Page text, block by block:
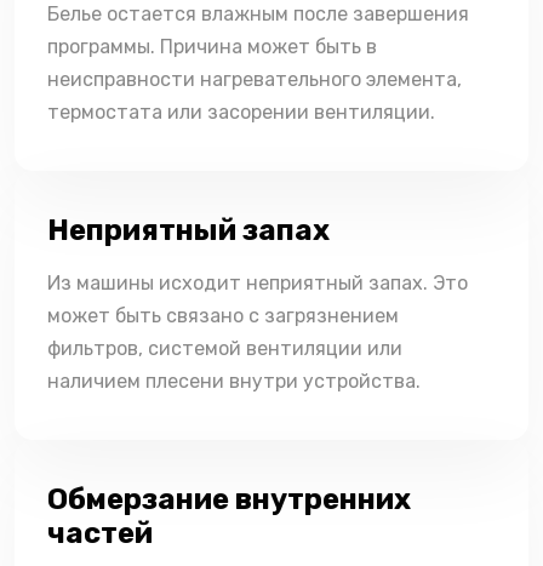
Белье остается влажным после завершения
программы. Причина может быть в
неисправности нагревательного элемента,
термостата или засорении вентиляции.
Неприятный запах
Из машины исходит неприятный запах. Это
может быть связано с загрязнением
фильтров, системой вентиляции или
наличием плесени внутри устройства.
Обмерзание внутренних
частей